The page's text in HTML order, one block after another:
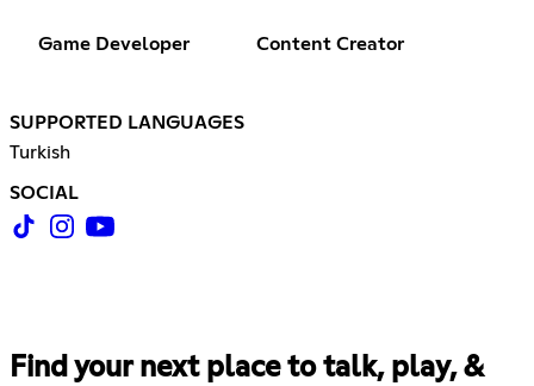
Game Developer Content Creator
SUPPORTED LANGUAGES
Turkish
SOCIAL
Find your next place to talk, play, &